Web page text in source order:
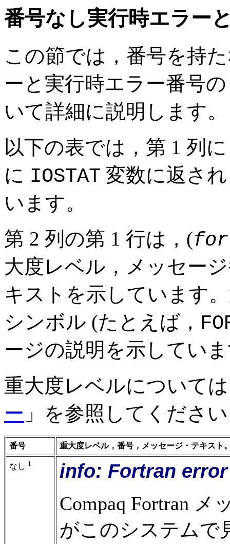
番号なし実行時エラー
この節では，番号を持
ーと実行時エラー番号
いて詳細に説明します。
以下の表では，第 1 列
に IOSTAT 変数に返さ
います。
第 2 列の第 1 行は，(
大度レベル，メッセー
キストを示しています
シンボル (たとえば，
ージの説明を示してい
重大度レベルについて
ー 」を参照してくださ
番号 重大度レベル，番号，メッセージ・テキスト
なし 1 info: Fortran
Compaq Fortran
がこのシステムで